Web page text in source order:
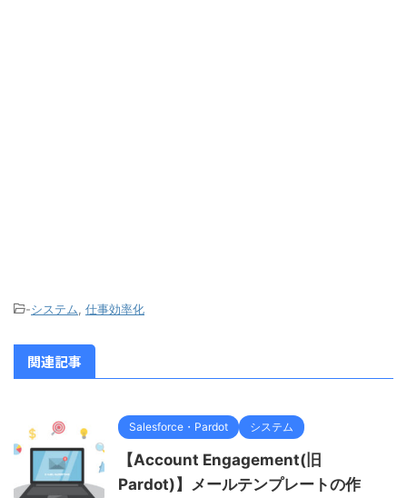
-システム 仕事効率化
関連記事
Salesforce・Pardot システム
【Account Engagement(旧
Pardot)】メールテンプレートの作